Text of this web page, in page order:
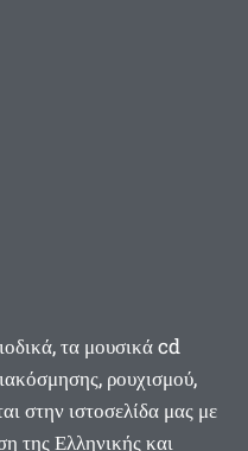
τα μουσικά cd
ρουχισμού,
στην ιστοσελίδα μας με
της Ελληνικής και